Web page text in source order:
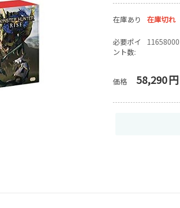
在庫あり 在庫切れ
必要ポイ
ント数:
価格 58,290円